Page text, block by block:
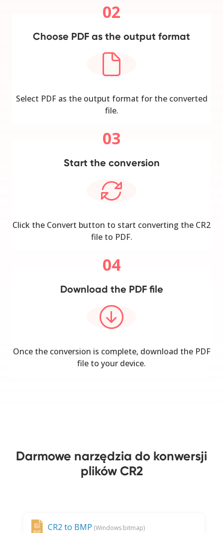
02
Choose PDF as the output format
Select PDF as the output format for the converted
file.
03
Start the conversion
Click the Convert button to start converting the CR2
file to PDF.
04
Download the PDF file
Once the conversion is complete, download the PDF
file to your device.
Darmowe narzędzia do konwersji
plików CR2
CR2 to BMP (Windows bitmap)